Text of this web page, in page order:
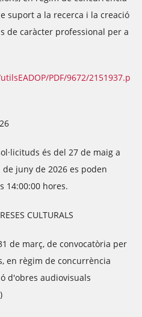
suport a la recerca i la creació
de caràcter professional per a
PDF/9672/2151937.p
és del 27 de maig a
juny de 2026 es poden
14:00:00 hores.
CULTURALS
de març, de convocatòria per
en règim de concurrència
d'obres audiovisuals